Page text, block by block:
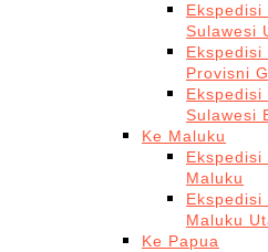
Ekspedisi
Sulawesi
Provisni
Ekspedisi
Sulawesi
Ke Maluku
Ekspedisi
Maluku
Ekspedisi
Maluku
Ke Papua